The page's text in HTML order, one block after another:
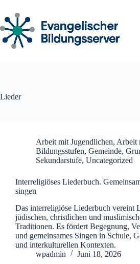
Inhalt
springen
Lieder
Arbeit mit Jugendlichen, Arbeit
Bildungsstufen, Gemeinde,
Sekundarstufe, Uncategorized
Interreligiöses Liederbuch.
singen
Das interreligiöse Liederbuch vereint
jüdischen, christlichen und
Traditionen. Es fördert Begegnung,
und gemeinsames Singen in Schule,
und interkulturellen Kontexten.
wpadmin
Juni 18, 2026